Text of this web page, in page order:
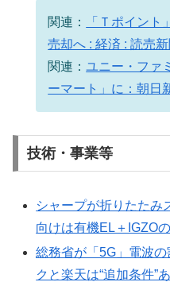
関連：
「Ｔポイン
売却へ : 経済 : 読売
関連：ユニー・ファ
ーマート」に：朝日
技術・事業等
シャープが折りたた
向けは有機EL＋IGZO
総務省が「5G」電波
クと楽天は“追加条件”